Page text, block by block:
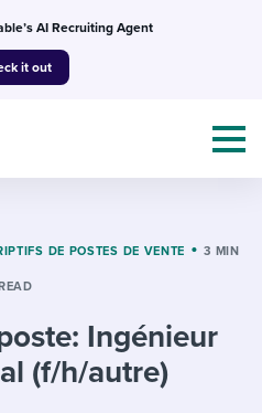
AI Recruiting Agent
it out
& Guides
DE POSTES DE VENTE 3 MIN
Ingénieur
(f/h/autre)